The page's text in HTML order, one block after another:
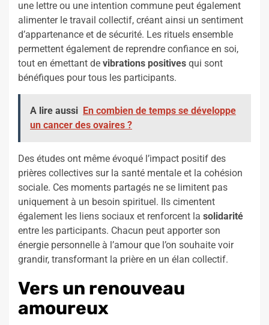
une lettre ou une intention commune peut également
alimenter le travail collectif, créant ainsi un sentiment
d’appartenance et de sécurité. Les rituels ensemble
permettent également de reprendre confiance en soi,
tout en émettant de vibrations positives qui sont
bénéfiques pour tous les participants.
A lire aussi En combien de temps se développe
un cancer des ovaires ?
Des études ont même évoqué l’impact positif des
prières collectives sur la santé mentale et la cohésion
sociale. Ces moments partagés ne se limitent pas
uniquement à un besoin spirituel. Ils cimentent
également les liens sociaux et renforcent la solidarité
entre les participants. Chacun peut apporter son
énergie personnelle à l’amour que l’on souhaite voir
grandir, transformant la prière en un élan collectif.
Vers un renouveau
amoureux